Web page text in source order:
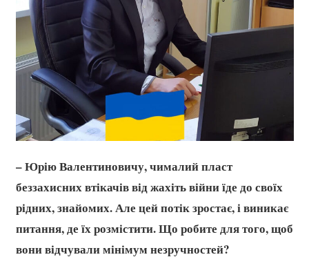
– Юрію Валентиновичу, чималий пласт
беззахисних втікачів від жахіть війни їде до своїх
рідних, знайомих. Але цей потік зростає, і виникає
питання, де їх розмістити. Що робите для того, щоб
вони відчували мінімум незручностей?